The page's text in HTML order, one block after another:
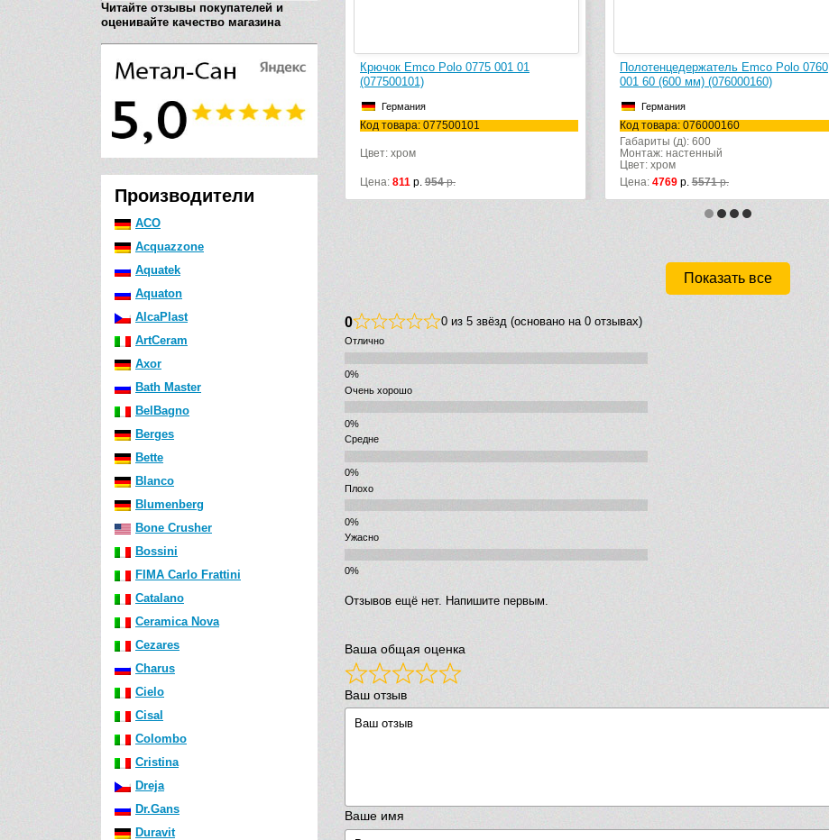
Читайте отзывы покупателей и
оценивайте качество магазина
Производители
ACO
Acquazzone
Aquatek
Aquaton
AlcaPlast
ArtCeram
Axor
Bath Master
BelBagno
Berges
Bette
Blanco
Blumenberg
Bone Crusher
Bossini
FIMA Carlo Frattini
Catalano
Ceramica Nova
Cezares
Charus
Cielo
Cisal
Colombo
Cristina
Dreja
Dr.Gans
Duravit
Крючок двойной Emco Polo 0775 001
02 (077500102)
Германия
Код товара: 077500102
Крючок Emco Polo 0775 001 01
(077500101)
Германия
Код товара: 077500101
Цвет: хром
Цена: 811 р.954р.
Полотенцедержатель Emco Polo 0760
001 60 (600 мм) (076000160)
Германия
Код товара: 076000160
Габариты (д): 600
Монтаж: настенный
Цвет: хром
Цена: 4769 р.5571р.
Показать все
0 0 из 5 звёзд (основано на 0 отзывах)
Отлично
Очень хорошо
Средне
Плохо
Ужасно
Отзывов ещё нет. Напишите первым.
Ваша общая оценка
Ваш отзыв
Ваше имя